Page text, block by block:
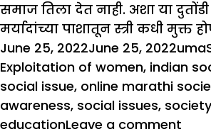
समाज तिला देत नाही. अशा या
मर्यादांच्या पाशातून स्त्री कधी मुक्त
Posted
on
June 25, 2022June 25, 2022uma
Exploitation of women, indian
social issue, online marathi
awareness, social issues, society
educationLeave a comment